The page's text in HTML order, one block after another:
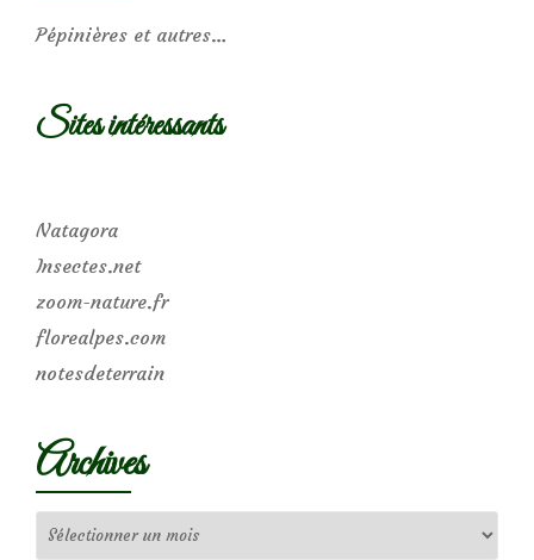
Pépinières et autres…
Sites intéressants
Natagora
Insectes.net
zoom-nature.fr
florealpes.com
notesdeterrain
Archives